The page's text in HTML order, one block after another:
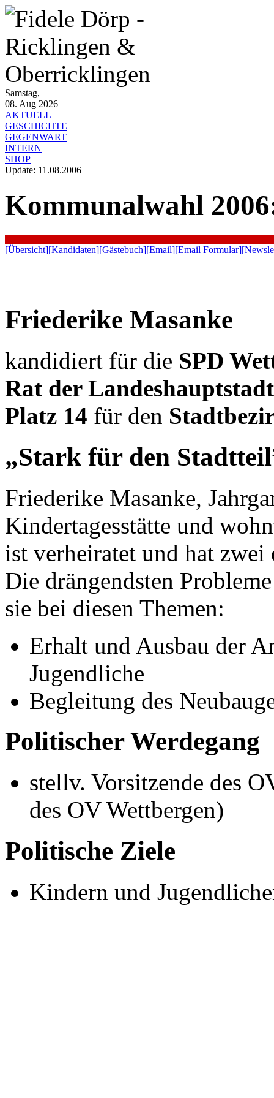
Samstag,
08. Aug 2026
AKTUELL
GESCHICHTE
GEGENWART
INTERN
SHOP
Update: 11.08.2006
Kommunalwahl
[Übersicht][Kandidaten][Gästebuch][Email][Email Formular]
Friederike Masanke
kandidiert für die SPD
Rat der
Platz 14 für den
„Stark für den
Friederike Masanke,
Kindertagesstätte und
ist verheiratet und hat zwei
Die drängendsten
sie bei diesen Themen:
Erhalt und Ausbau der
Jugendliche
Begleitung des
Politischer Werdegang
stellv. Vorsitzende des
des OV Wettbergen)
Politische Ziele
Kindern und